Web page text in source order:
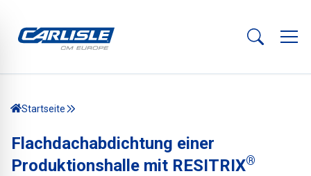
Startseite
Flachdachabdichtung einer
Produktionshalle mit RESITRIX®